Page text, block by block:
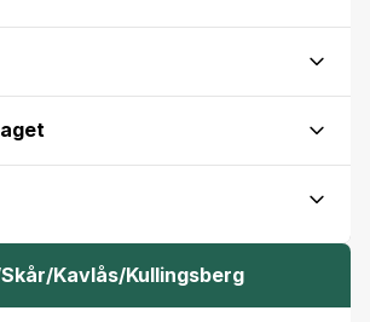
Kavlås/Kullingsberg